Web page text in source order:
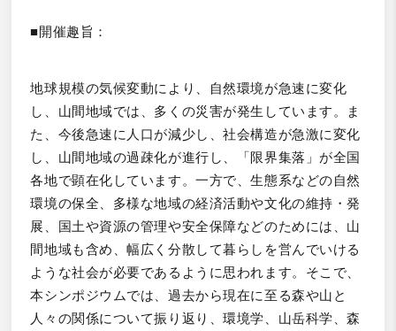
■開催趣旨：
地球規模の気候変動により、自然環境が急速に変化
し、山間地域では、多くの災害が発生しています。ま
た、今後急速に人口が減少し、社会構造が急激に変化
し、山間地域の過疎化が進行し、「限界集落」が全国
各地で顕在化しています。一方で、生態系などの自然
環境の保全、多様な地域の経済活動や文化の維持・発
展、国土や資源の管理や安全保障などのためには、山
間地域も含め、幅広く分散して暮らしを営んでいける
ような社会が必要であるように思われます。そこで、
本シンポジウムでは、過去から現在に至る森や山と
人々の関係について振り返り、環境学、山岳科学、森